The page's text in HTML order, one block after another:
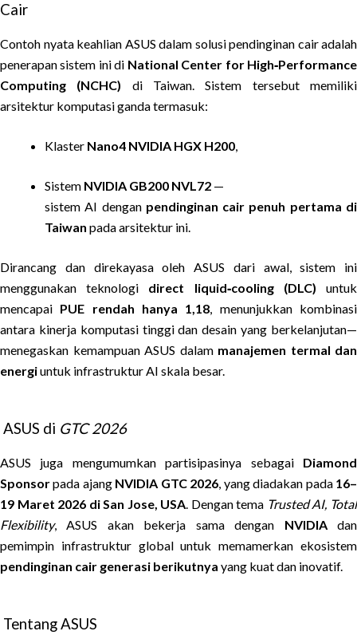
Cair
Contoh nyata keahlian ASUS dalam solusi pendinginan cair adalah
penerapan sistem ini di National Center for High‑Performance
Computing (NCHC) di Taiwan. Sistem tersebut memiliki
arsitektur komputasi ganda termasuk:
Klaster Nano4 NVIDIA HGX H200,
Sistem NVIDIA GB200 NVL72 —
sistem AI dengan pendinginan cair penuh pertama di
Taiwan pada arsitektur ini.
Dirancang dan direkayasa oleh ASUS dari awal, sistem ini
menggunakan teknologi direct liquid‑cooling (DLC) untuk
mencapai PUE rendah hanya 1,18, menunjukkan kombinasi
antara kinerja komputasi tinggi dan desain yang berkelanjutan—
menegaskan kemampuan ASUS dalam manajemen termal dan
energiuntuk infrastruktur AI skala besar.
ASUS di GTC 2026
ASUS juga mengumumkan partisipasinya sebagai Diamond
Sponsorpada ajang NVIDIA GTC 2026, yang diadakan pada 16–
19 Maret 2026 di San Jose, USA. Dengan tema Trusted AI, Total
Flexibility, ASUS akan bekerja sama dengan NVIDIAdan
pemimpin infrastruktur global untuk memamerkan ekosistem
pendinginan cair generasi berikutnya yang kuat dan inovatif.
Tentang ASUS